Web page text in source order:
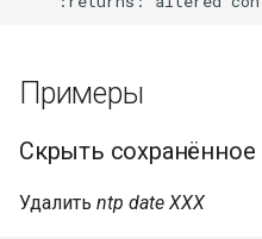
с
к
а
Примеры
Скрыть
Удалить ntp date XXX